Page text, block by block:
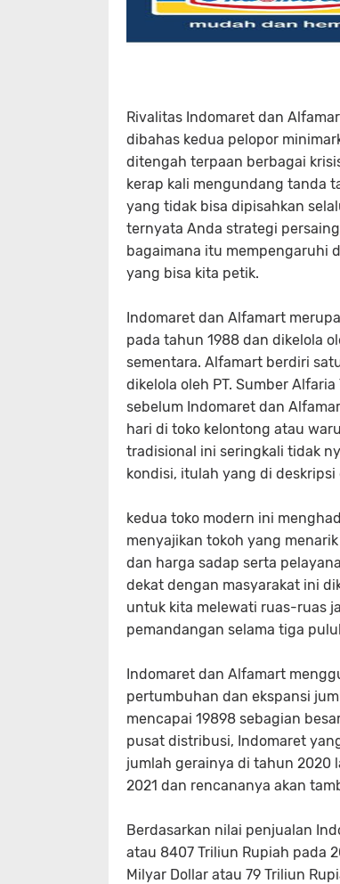
Rivalitas Indomaret dan
dibahas kedua pelopor
ditengah terpaan berbagai
kerap kali mengundang tanda
yang tidak bisa dipisahkan
ternyata Anda strategi
bagaimana itu mempengaruhi
yang bisa kita petik.
Indomaret dan Alfamart
pada tahun 1988 dan dikelola
sementara. Alfamart berdiri
dikelola oleh PT. Sumber
sebelum Indomaret dan
hari di toko kelontong atau
tradisional ini seringkali tidak
kondisi, itulah yang di
kedua toko modern ini
menyajikan tokoh yang
dan harga sadap serta
dekat dengan masyarakat ini
untuk kita melewati ruas-ruas
pemandangan selama tiga
Indomaret dan Alfamart
pertumbuhan dan ekspansi
mencapai 19898 sebagian
pusat distribusi, Indomaret
jumlah gerainya di tahun 2020
2021 dan rencananya akan
Berdasarkan nilai penjualan
atau 8407 Triliun Rupiah pada
Milyar Dollar atau 79 Triliun